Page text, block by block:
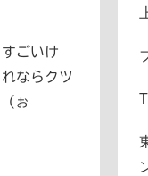
ごいけ
ならクツ
ぉ